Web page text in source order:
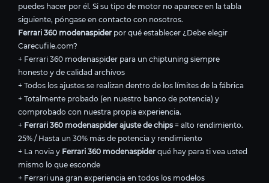
puedes hacer por él. Si su tipo de motor no aparece en la tabla
siguiente, póngase en contacto con nosotros.
Ferrari 360 modenaspider por qué establecer ¿Debe elegir
Carecufile.com?
+ Ferrari 360 modenaspider para un chiptuning siempre
honesto y de calidad archivos
+ Todos los ajustes se realizan dentro de los límites de la fábrica
+ Totalmente probado (en nuestro banco de potencia) y
comprobado con nuestra propia experiencia.
+ Ferrari 360 modenaspider ajuste de chips = alto rendimiento.
25% / Hasta un 30% más de potencia y rendimiento
+ La novia y Ferrari 360 modenaspider qué hay para ti vea usted
mismo lo que esconde
+ Ferrari una gran experiencia en todos los modelos